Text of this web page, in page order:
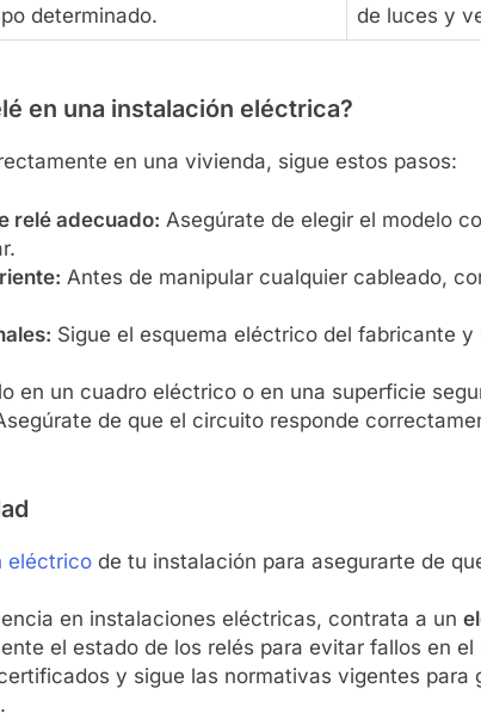
CO inteligentes: seguridad en casa
1 Año Atrás
determinado.
de luces y
en una instalación eléctrica?
en una vivienda, sigue estos pasos:
relé adecuado: Asegúrate de elegir el modelo
Antes de manipular cualquier cableado,
Sigue el esquema eléctrico del fabricante y
en un cuadro eléctrico o en una superficie
de que el circuito responde
eléctrico de tu instalación para asegurarte de
en instalaciones eléctricas, contrata a un
el estado de los relés para evitar fallos en el
y sigue las normativas vigentes para